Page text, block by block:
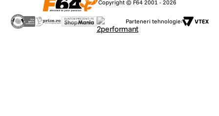
Copyright © F64 2001 - 2026
Parteneri tehnologie: